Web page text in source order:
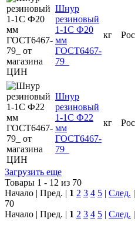
Шнур
резиновый
1-1С Ф20
мм
ГОСТ6467-
79_
кг
Шнур
резиновый
1-1С Ф22
мм
ГОСТ6467-
79_
кг
Загрузить еще
Товары 1 - 12 из 70
Начало | Пред. | 1 2 3 4 5 | След. |
70
Начало | Пред. | 1 2 3 4 5 | След. |